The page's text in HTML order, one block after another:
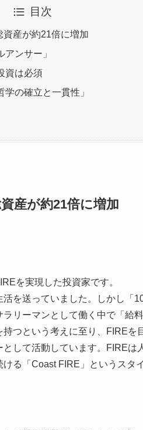
目次
産が約21倍に増加
ンサー」
資は必須
の確立と一貫性」
産が約21倍に増加
を実現した投資家です。
を送っていました。しかし「
リーマンとして働く中で「給
つという考えに至り、FIREを
して活動しています。FIREは
る「Coast FIRE」というスタ